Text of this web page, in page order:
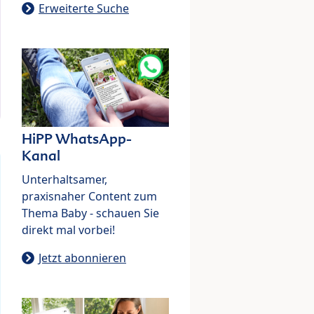
Erweiterte Suche
HiPP WhatsApp-
Kanal
Unterhaltsamer,
praxisnaher Content zum
Thema Baby - schauen Sie
direkt mal vorbei!
Jetzt abonnieren